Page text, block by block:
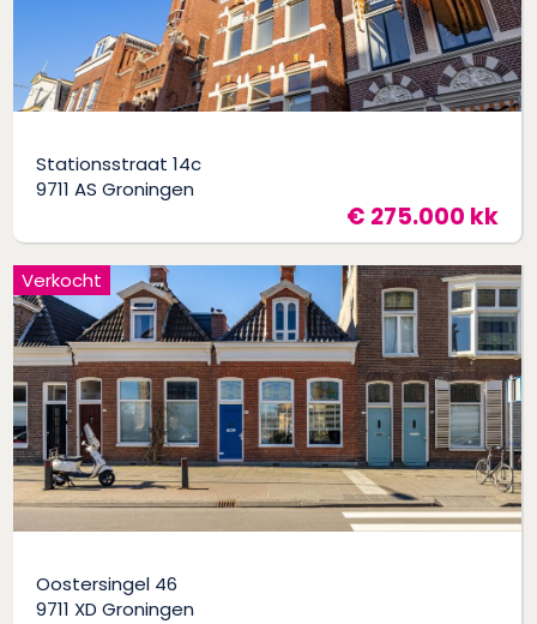
Stationsstraat 14c
9711 AS Groningen
€ 275.000 kk
Oostersingel 46
9711 XD Groningen
Verkocht